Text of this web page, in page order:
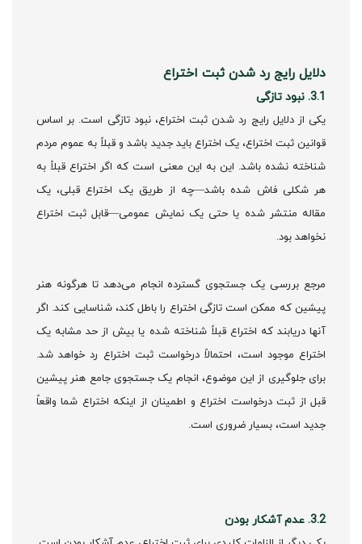
دلایل رایج رد شدن ثبت اختراع
3.1. نبود تازگی
یکی از دلایل رایج رد شدن ثبت اختراع، نبود تازگی است. بر اساس
قوانین ثبت اختراع، یک اختراع باید جدید باشد و قبلاً به عموم مردم
شناخته نشده باشد. این به این معنی است که اگر اختراع قبلاً به
هر شکلی فاش شده باشد—چه از طریق یک اختراع قبلی، یک
مقاله منتشر شده یا حتی یک نمایش عمومی—قابل ثبت اختراع
نخواهد بود.
مرجع بررسی یک جستجوی گسترده انجام می‌دهد تا هرگونه هنر
پیشین که ممکن است تازگی اختراع را باطل کند، شناسایی کند. اگر
آنها دریابند که اختراع قبلاً شناخته شده یا بیش از حد مشابه یک
اختراع موجود است، احتمالاً درخواست ثبت اختراع رد خواهد شد.
برای جلوگیری از این موضوع، انجام یک جستجوی جامع هنر پیشین
قبل از ثبت درخواست اختراع و اطمینان از اینکه اختراع شما واقعاً
جدید است، بسیار ضروری است.
3.2. عدم آشکار بودن